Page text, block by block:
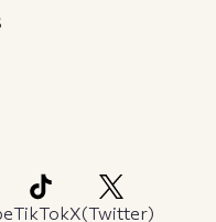
TikTokX(Twitter)